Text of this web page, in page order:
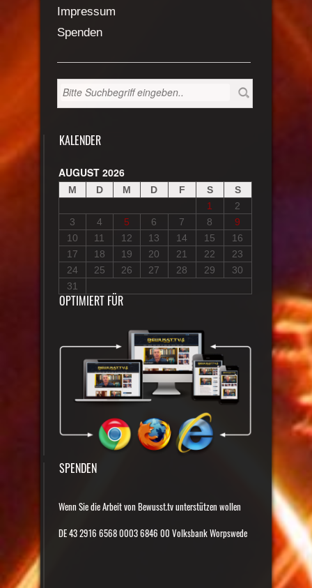
Impressum
Spenden
KALENDER
AUGUST 2026
M D M D F S
S
1
2
3
4 5 6 7 8
9
10
11 12 13 14 15
16
17
18 19 20 21 22
23
24
25 26 27 28 29
30
31
OPTIMIERT FÜR
SPENDEN
Wenn Sie die Arbeit von Bewusst.tv unterstützen wollen
DE 43 2916 6568 0003 6846 00 Volksbank Worpswede